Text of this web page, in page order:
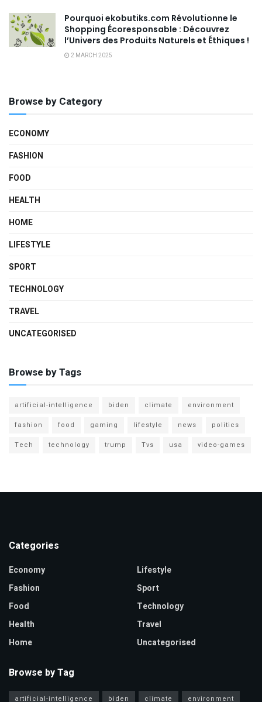
Pourquoi ekobutiks.com Révolutionne le
Shopping Écoresponsable : Découvrez
l’Univers des Produits Naturels et Éthiques !
2 MARCH 2025
Browse by Category
ECONOMY
FASHION
FOOD
HEALTH
HOME
LIFESTYLE
SPORT
TECHNOLOGY
TRAVEL
UNCATEGORISED
Browse by Tags
artificial-intelligence biden climate
environment
fashion
food gaming lifestyle news
politics
Tech
technology trump Tvs usa video-games
Categories
Economy
Fashion
Food
Health
Home
Lifestyle
Sport
Technology
Travel
Uncategorised
Browse by Tag
artificial-intelligence biden climate environment